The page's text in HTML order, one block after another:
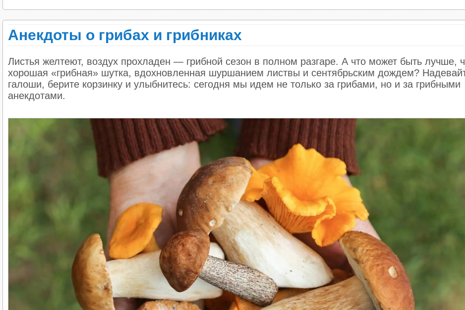
Анекдоты о грибах и грибниках
Листья желтеют, воздух прохладен — грибной сезон в полном разгаре. А что может быть лучше,
хорошая «грибная» шутка, вдохновленная шуршанием листвы и сентябрьским дождем?
галоши, берите корзинку и улыбнитесь: сегодня мы идем не только за грибами, но и за грибными
анекдотами.